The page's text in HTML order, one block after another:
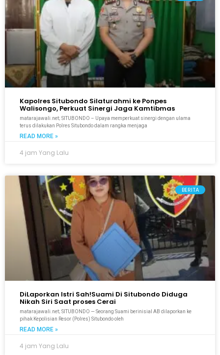
Kapolres Situbondo Silaturahmi ke Ponpes
Walisongo, Perkuat Sinergi Jaga Kamtibmas
matarajawali.net; SITUBONDO – Upaya memperkuat sinergi dengan ulama
terus dilakukan Polres Situbondo dalam rangka menjaga
READ MORE »
4 jam Yang Lalu
BERITA
DiLaporkan Istri Sah!Suami Di Situbondo Diduga
Nikah Siri Saat proses Cerai
matarajawali.net; SITUBONDO — Seorang Suami berinisial AB dilaporkan ke
pihak Kepolisian Resor (Polres) Situbondo oleh
READ MORE »
4 jam Yang Lalu